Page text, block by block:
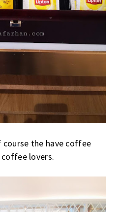
course the have coffee
lovers.